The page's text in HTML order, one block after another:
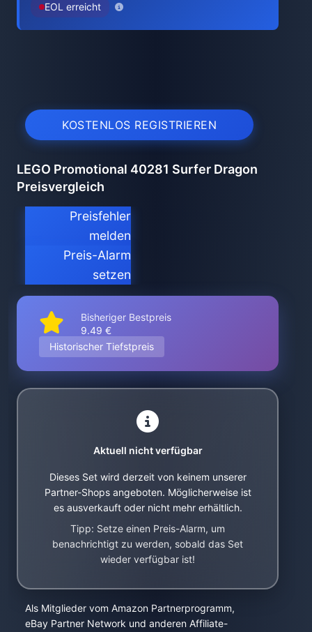
EOL erreicht
KOSTENLOS REGISTRIEREN
LEGO Promotional 40281 Surfer Dragon
Preisvergleich
Preisfehler
melden
Preis-Alarm
setzen
Bisheriger Bestpreis
9.49 €
Historischer Tiefstpreis
Aktuell nicht verfügbar
Dieses Set wird derzeit von keinem unserer
Partner-Shops angeboten. Möglicherweise ist
es ausverkauft oder nicht mehr erhältlich.
Tipp: Setze einen Preis-Alarm, um
benachrichtigt zu werden, sobald das Set
wieder verfügbar ist!
Als Mitglieder vom Amazon Partnerprogramm,
eBay Partner Network und anderen Affiliate-